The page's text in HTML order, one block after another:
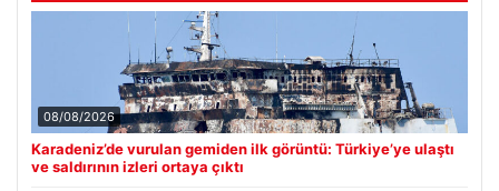
08/08/2026
Karadeniz’de vurulan gemiden ilk görüntü: Türkiye’ye ulaştı
ve saldırının izleri ortaya çıktı